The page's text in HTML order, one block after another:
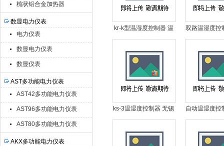
梳状铝合金加热器
数显电力仪表
电力仪表
数显电力仪表
数显仪表
AST多功能电力仪表
AST42多功能电力仪表
AST96多功能电力仪表
AST80多功能电力仪表
AKX多功能电力仪表
kr-k型温湿度控制器 温
湿度控制器批发商 温湿
度控制器接线图
双路温湿度控
温湿度控制器
温湿度控
ks-3温湿度控制器 无锡
温湿度控制器 ks-3温湿
度控制器供应商
自动温湿度控
温湿度控制器
动温湿度控